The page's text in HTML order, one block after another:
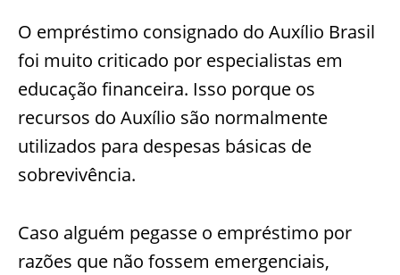
O empréstimo consignado do Auxílio Brasil
foi muito criticado por especialistas em
educação financeira. Isso porque os
recursos do Auxílio são normalmente
utilizados para despesas básicas de
sobrevivência.
Caso alguém pegasse o empréstimo por
razões que não fossem emergenciais,